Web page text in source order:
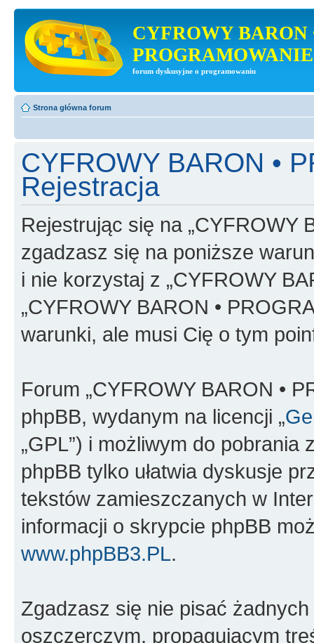
CYFROWY BARON
PROGRAMOWANIE
forum dyskusyjne o programowaniu
Strona główna forum
CYFROWY BARON •
Rejestracja
Rejestrując się na „CYFROWY
zgadzasz się na poniższe
i nie korzystaj z „CYFROWY
„CYFROWY BARON •
warunki, ale musi Cię o tym
Forum „CYFROWY BARON •
phpBB, wydanym na licencji „
„GPL”) i możliwym do pobrania
phpBB tylko ułatwia dyskusje
tekstów zamieszczanych w
informacji o skrypcie phpBB
www.phpBB3.PL.
Zgadzasz się nie pisać
oszczerczym, propagującym